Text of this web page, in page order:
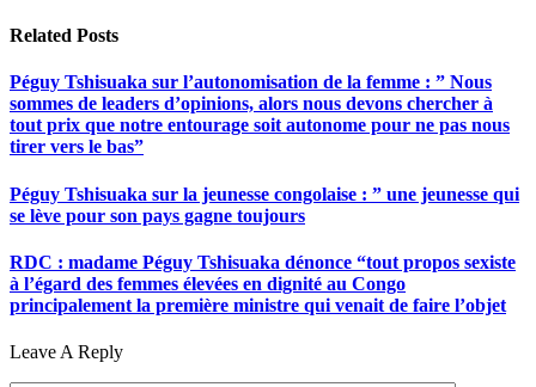
Related Posts
Péguy Tshisuaka sur l’autonomisation de la femme : ” Nous
sommes de leaders d’opinions, alors nous devons chercher à
tout prix que notre entourage soit autonome pour ne pas nous
tirer vers le bas”
Péguy Tshisuaka sur la jeunesse congolaise : ” une jeunesse qui
se lève pour son pays gagne toujours
RDC : madame Péguy Tshisuaka dénonce “tout propos sexiste
à l’égard des femmes élevées en dignité au Congo
principalement la première ministre qui venait de faire l’objet
Leave A Reply